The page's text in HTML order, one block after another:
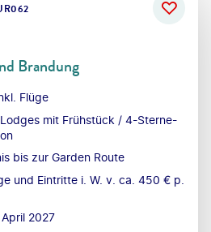
Brandung
Flüge
mit Frühstück / 4-Sterne-
bis zur Garden Route
und Eintritte i. W. v. ca. 450 € p.
2027